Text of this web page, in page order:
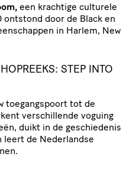
een krachtige culturele
ontstond door de Black en
in Harlem, New
STEP INTO
toegangspoort tot de
verschillende voguing
duikt in de geschiedenis
leert de Nederlandse